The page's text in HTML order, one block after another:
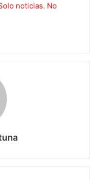
noticias. No